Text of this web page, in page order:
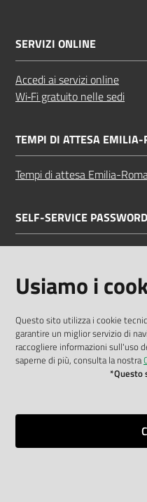
SERVIZI ONLINE
Accedi ai servizi online
Wi‑Fi gratuito nelle sedi
TEMPI DI ATTESA EMILIA-
Tempi di attesa Emilia-
SELF-SERVICE
Dichiarazione di accessibilità
Privacy policy
Mappa del sito
Usiamo i
Questo sito utilizza i cookie
garantire un miglior servizio di
raccogliere informazioni sull'uso
saperne di più, consulta la nostra
*Questo